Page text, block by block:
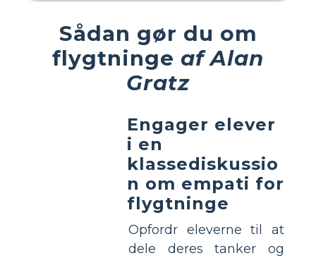
Sådan gør du om
flygtninge af Alan
Gratz
Engager elever
i en
klassediskussio
n om empati for
flygtninge
Opfordr eleverne til at
dele deres tanker og